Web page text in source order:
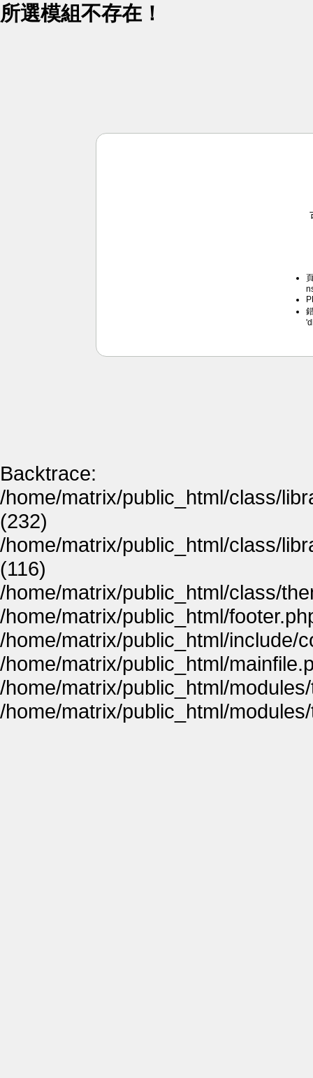
所選模組不存在！
Backtrace:
/home/matrix/public_html/class/
(232)
/home/matrix/public_html/class/
(116)
/home/matrix/public_html/class/
/home/matrix/public_html/
/home/matrix/public_html/include/
/home/matrix/public_html/
/home/matrix/public_html/
/home/matrix/public_html/